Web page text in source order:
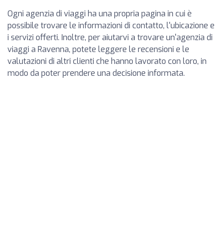
Ogni agenzia di viaggi ha una propria pagina in cui è
possibile trovare le informazioni di contatto, l'ubicazione e
i servizi offerti. Inoltre, per aiutarvi a trovare un'agenzia di
viaggi a Ravenna, potete leggere le recensioni e le
valutazioni di altri clienti che hanno lavorato con loro, in
modo da poter prendere una decisione informata.